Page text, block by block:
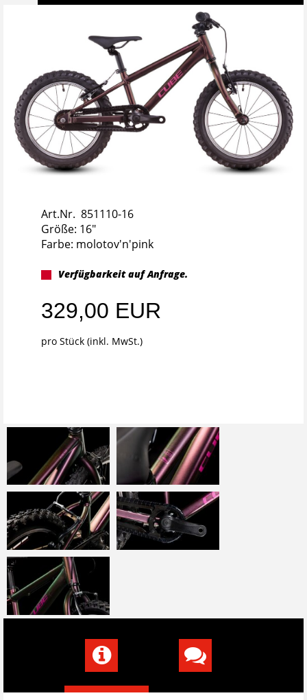
Art.Nr. 851110-16
Größe: 16"
Farbe: molotov'n'pink
Verfügbarkeit auf Anfrage.
329,00 EUR
pro Stück (inkl. MwSt.)